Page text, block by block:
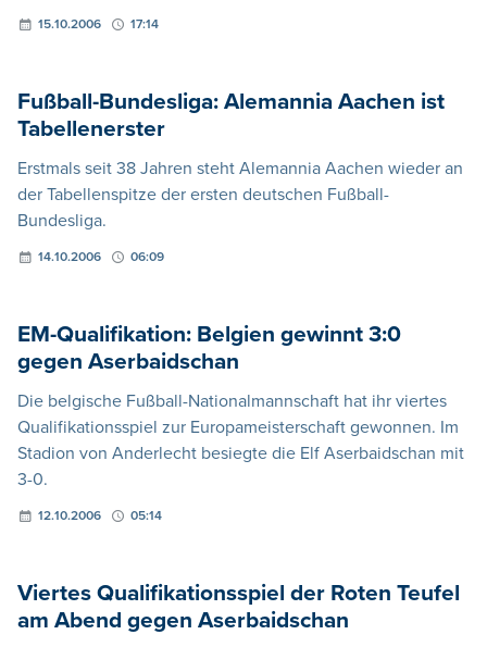
15.10.2006 17:14
Fußball-Bundesliga: Alemannia Aachen ist
Tabellenerster
Erstmals seit 38 Jahren steht Alemannia Aachen wieder an
der Tabellenspitze der ersten deutschen Fußball-
Bundesliga.
14.10.2006 06:09
EM-Qualifikation: Belgien gewinnt 3:0
gegen Aserbaidschan
Die belgische Fußball-Nationalmannschaft hat ihr viertes
Qualifikationsspiel zur Europameisterschaft gewonnen. Im
Stadion von Anderlecht besiegte die Elf Aserbaidschan mit
3-0.
12.10.2006 05:14
Viertes Qualifikationsspiel der Roten Teufel
am Abend gegen Aserbaidschan